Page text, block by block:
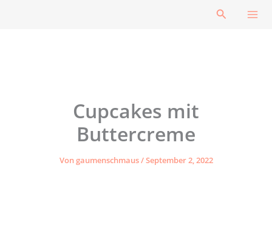
Suchen
Cupcakes mit
Buttercreme
Vongaumenschmaus/September 2, 2022